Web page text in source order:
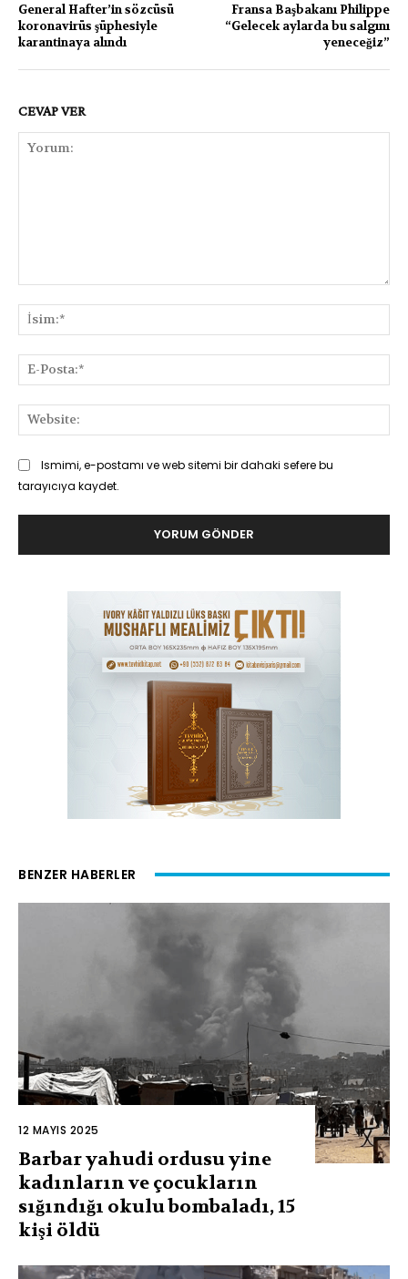
General Hafter’in sözcüsü
koronavirüs şüphesiyle
karantinaya alındı
Fransa Başbakanı Philippe
“Gelecek aylarda bu salgını
yeneceğiz”
CEVAP VER
Ismimi, e-postamı ve web sitemi bir dahaki sefere bu
tarayıcıya kaydet.
BENZER HABERLER
12 MAYIS 2025
Barbar yahudi ordusu yine
kadınların ve çocukların
sığındığı okulu bombaladı, 15
kişi öldü